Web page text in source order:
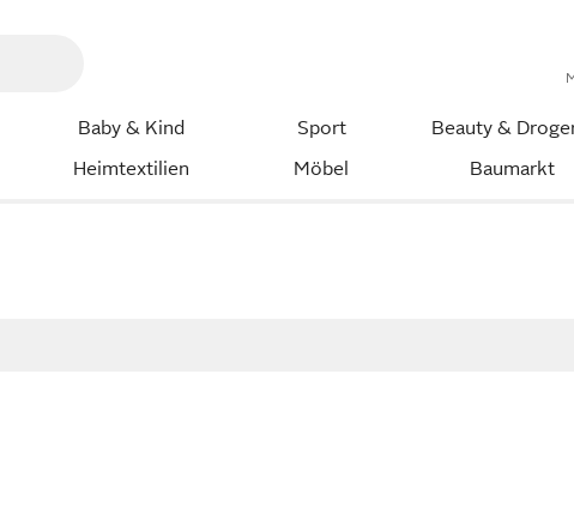
Baby & Kind Sport Beauty &
Heimtextilien Möbel Baumarkt